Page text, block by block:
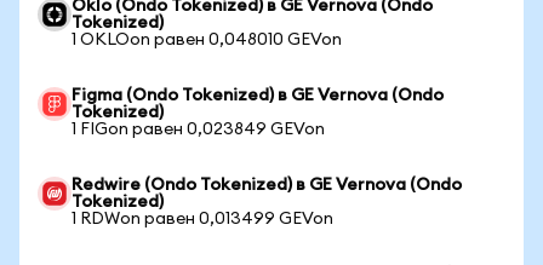
Oklo (Ondo Tokenized) в GE Vernova (Ondo
Tokenized)
1 OKLOon равен 0,048010 GEVon
Figma (Ondo Tokenized) в GE Vernova (Ondo
Tokenized)
1 FIGon равен 0,023849 GEVon
Redwire (Ondo Tokenized) в GE Vernova (Ondo
Tokenized)
1 RDWon равен 0,013499 GEVon